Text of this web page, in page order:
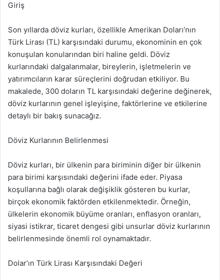
Giriş
Son yıllarda döviz kurları, özellikle Amerikan Doları’nın
Türk Lirası (TL) karşısındaki durumu, ekonominin en çok
konuşulan konularından biri haline geldi. Döviz
kurlarındaki dalgalanmalar, bireylerin, işletmelerin ve
yatırımcıların karar süreçlerini doğrudan etkiliyor. Bu
makalede, 300 doların TL karşısındaki değerine değinerek,
döviz kurlarının genel işleyişine, faktörlerine ve etkilerine
detaylı bir bakış sunacağız.
Döviz Kurlarının Belirlenmesi
Döviz kurları, bir ülkenin para biriminin diğer bir ülkenin
para birimi karşısındaki değerini ifade eder. Piyasa
koşullarına bağlı olarak değişiklik gösteren bu kurlar,
birçok ekonomik faktörden etkilenmektedir. Örneğin,
ülkelerin ekonomik büyüme oranları, enflasyon oranları,
siyasi istikrar, ticaret dengesi gibi unsurlar döviz kurlarının
belirlenmesinde önemli rol oynamaktadır.
Dolar’ın Türk Lirası Karşısındaki Değeri